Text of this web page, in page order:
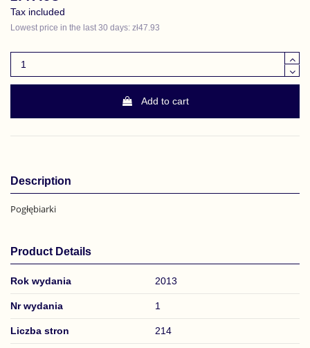
Tax included
Lowest price in the last 30 days: zł47.93
Add to cart
Description
Pogłębiarki
Product Details
Rok wydania 2013
Nr wydania 1
Liczba stron 214